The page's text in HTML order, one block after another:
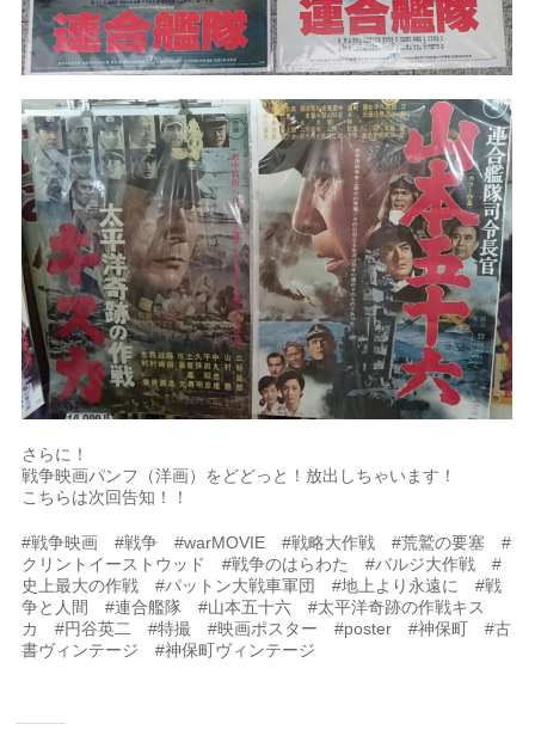
さらに！
戦争映画パンフ（洋画）をどどっと！放出しちゃいます！
こちらは次回告知！！
#戦争映画 #戦争 #warMOVIE #戦略大作戦 #荒鷲の要塞 #
クリントイーストウッド #戦争のはらわた #バルジ大作戦 #
史上最大の作戦 #パットン大戦車軍団 #地上より永遠に #戦
争と人間 #連合艦隊 #山本五十六 #太平洋奇跡の作戦キス
カ #円谷英二 #特撮 #映画ポスター #poster #神保町 #古
書ヴィンテージ #神保町ヴィンテージ